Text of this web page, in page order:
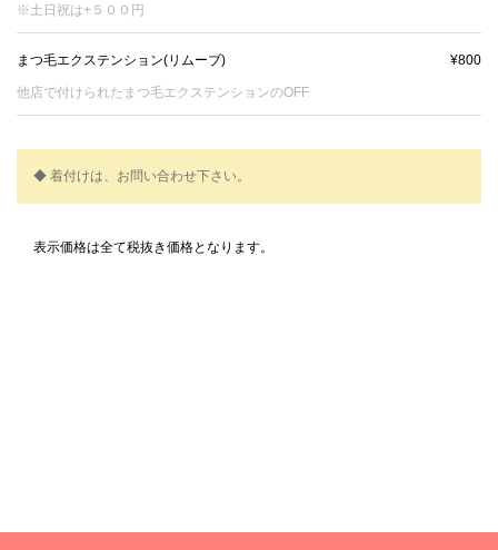
※土日祝は+５００円
まつ毛エクステンション(リムーブ)
他店で付けられたまつ毛エクステンションのOFF
¥800
◆ 着付けは、お問い合わせ下さい。
表示価格は全て税抜き価格となります。